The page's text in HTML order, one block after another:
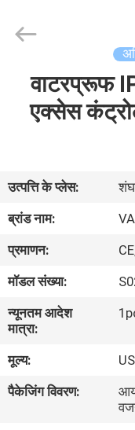
विडियो
बारे
में
कारखाने
का
दौरा
ENTERPRISE
COMPANY
Reserved.वाटरप्रूफ
एक्सेस
उत्पत्ति के प्लेस:
ब्रांड नाम:
प्रमाणन:
मॉडल संख्या:
न्यूनतम आदेश
मात्रा:
मूल्य:
पैकेजिंग विवरण: